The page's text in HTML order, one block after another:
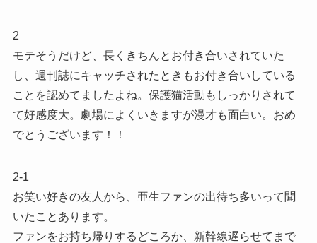
2
モテそうだけど、長くきちんとお付き合いされていた
し、週刊誌にキャッチされたときもお付き合いしている
ことを認めてましたよね。保護猫活動もしっかりされて
て好感度大。劇場によくいきますが漫才も面白い。おめ
でとうございます！！
2-1
お笑い好きの友人から、亜生ファンの出待ち多いって聞
いたことあります。
ファンをお持ち帰りするどころか、新幹線遅らせてまで